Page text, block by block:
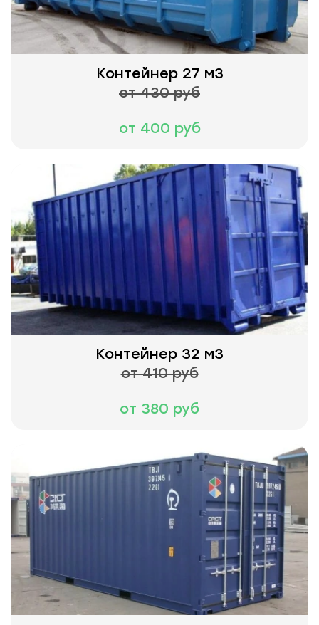
Контейнер 27 м3
от 430 руб
от 400 руб
Контейнер 32 м3
от 410 руб
от 380 руб